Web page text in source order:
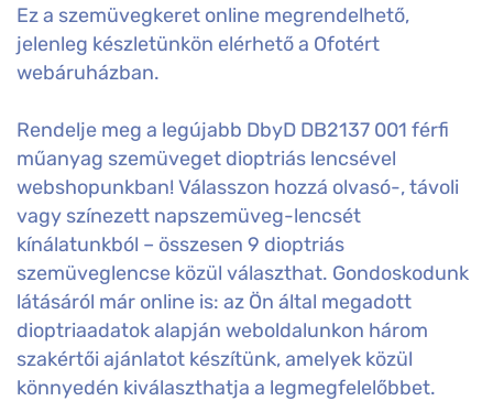
Ez a szemüvegkeret online megrendelhető,
jelenleg készletünkön elérhető a Ofotért
webáruházban.
Rendelje meg a legújabb DbyD DB2137 001 férfi
műanyag szemüveget dioptriás lencsével
webshopunkban! Válasszon hozzá olvasó-, távoli
vagy színezett napszemüveg-lencsét
kínálatunkból – összesen 9 dioptriás
szemüveglencse közül választhat. Gondoskodunk
látásáról már online is: az Ön által megadott
dioptriaadatok alapján weboldalunkon három
szakértői ajánlatot készítünk, amelyek közül
könnyedén kiválaszthatja a legmegfelelőbbet.